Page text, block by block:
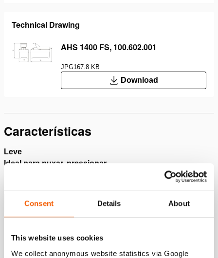
Consent Details About
This website uses cookies
We collect anonymous website statistics via Google
Technical Drawing
AHS 1400 FS, 100.602.001
JPG167.8 KB
Download
Características
Leve
Ideal para puxar, pressionar
Seguro; quando há perda de pressão de ar, a pressão de
Mostrar mais
Downloads